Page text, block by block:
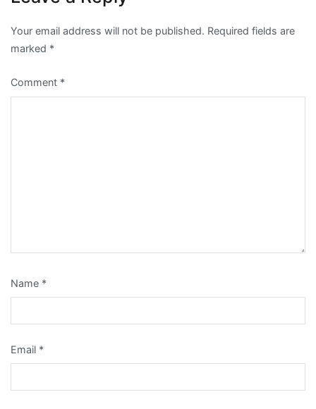
Your email address will not be published. Required fields are
marked *
Comment *
Name *
Email *